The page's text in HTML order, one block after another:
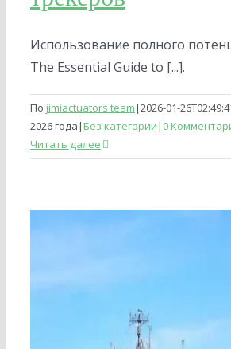
Использование полного
The Essential Guide to [...].
По jimiactuators team|2026-01-
2026 года| Без категории| 0
Читать далее